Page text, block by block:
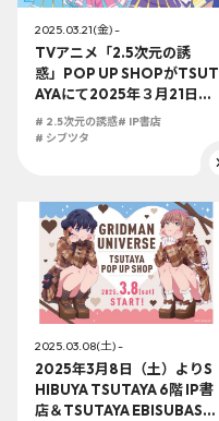
2025.03.21(金) -
TVアニメ「2.5次元の誘
惑」POP UP SHOPがTSUT
AYAにて2025年３月21日
（金）より開催決定！！
# 2.5次元の誘惑# IP書店
# シブツタ
2025.03.08(土) -
2025年3月8日（土）よりS
HIBUYA TSUTAYA 6階 IP書
店＆TSUTAYA EBISUBASHI